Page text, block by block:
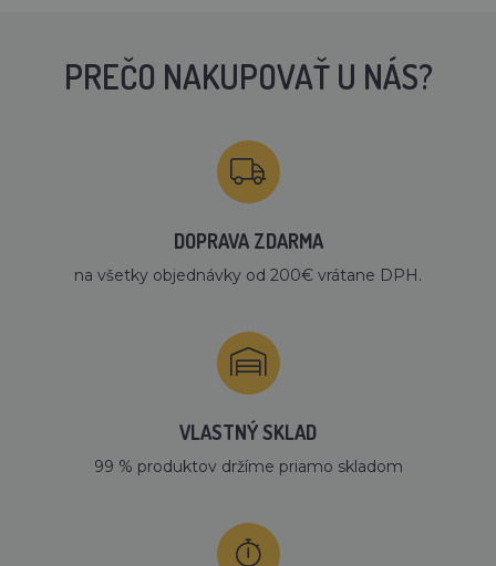
PREČO NAKUPOVAŤ U NÁS?
DOPRAVA ZDARMA
na všetky objednávky od 200€ vrátane DPH.
VLASTNÝ SKLAD
99 % produktov držíme priamo skladom